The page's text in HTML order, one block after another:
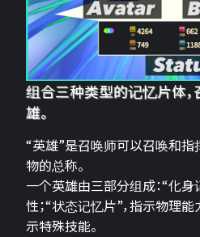
组合三种类型的记忆片体
雄。
“英雄”是召唤师可以召唤和指
物的总称。
一个英雄由三部分组成：“化身
性；“状态记忆片”，指示物理能
示特殊技能。